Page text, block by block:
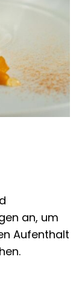
an, um
Aufenthalt